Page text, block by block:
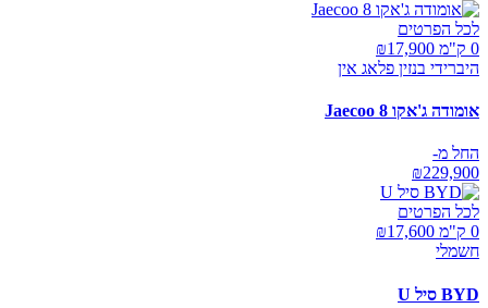
לכל הפרטים
0 ק"מ ₪
17,900
היברידי בנזין פלאג אין
אומודה ג'אקו Jaecoo 8
החל מ-
₪229,900
לכל הפרטים
0 ק"מ ₪
17,600
חשמלי
BYD סיל U